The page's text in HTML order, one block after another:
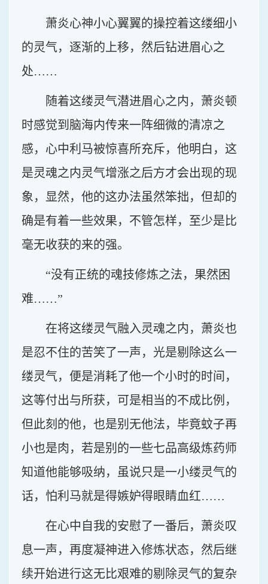
萧炎心神小心翼翼的操控着这缕细小
的灵气，逐渐的上移，然后钻进眉心之
处……
随着这缕灵气潜进眉心之内，萧炎顿
时感觉到脑海内传来一阵细微的清凉之
感，心中利马被惊喜所充斥，他明白，这
是灵魂之内灵气增涨之后方才会出现的现
象，显然，他的这办法虽然笨拙，但却的
确是有着一些效果，不管怎样，至少是比
毫无收获的来的强。
“没有正统的魂技修炼之法，果然困
难……”
在将这缕灵气融入灵魂之内，萧炎也
是忍不住的苦笑了一声，光是剔除这么一
缕灵气，便是消耗了他一个小时的时间，
这等付出与所获，可是相当的不成比例，
但此刻的他，也是别无他法，毕竟蚊子再
小也是肉，若是别的一些七品高级炼药师
知道他能够吸纳，虽说只是一小缕灵气的
话，怕利马就是得嫉妒得眼睛血红……
在心中自我的安慰了一番后，萧炎叹
息一声，再度凝神进入修炼状态，然后继
续开始进行这无比艰难的剔除灵气的复杂